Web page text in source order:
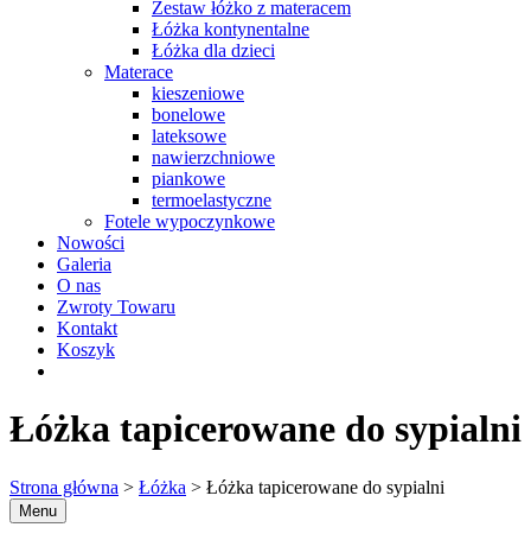
Zestaw łóżko z materacem
Łóżka kontynentalne
Łóżka dla dzieci
Materace
kieszeniowe
bonelowe
lateksowe
nawierzchniowe
piankowe
termoelastyczne
Fotele wypoczynkowe
Nowości
Galeria
O nas
Zwroty Towaru
Kontakt
Koszyk
Łóżka tapicerowane do sypialni
Strona główna > Łóżka > Łóżka tapicerowane do sypialni
Menu